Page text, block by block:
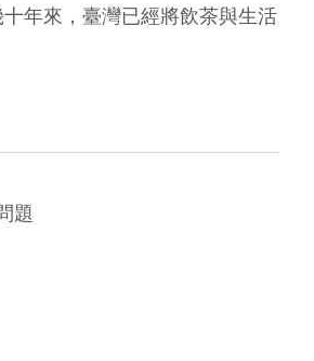
年來，臺灣已經將飲茶與生活
題